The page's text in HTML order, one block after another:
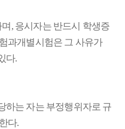
, 응시자는 반드시 학생증
과개별시험은 그 사유가
다.
하는 자는 부정행위자로 규
다.